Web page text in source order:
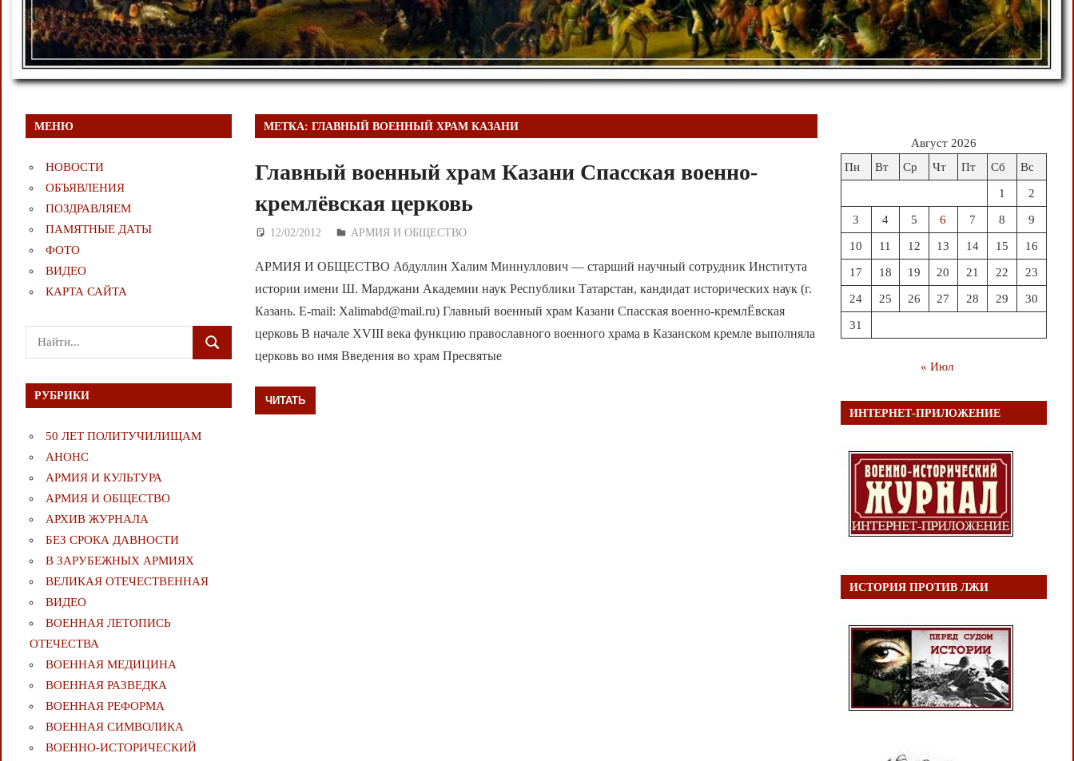
МЕТКА:ГЛАВНЫЙ ВОЕННЫЙ ХРАМ КАЗАНИ
Главный военный храм Казани Спасская военно-
кремлёвская церковь
12/02/2012 Дежурный по Редакции
АРМИЯ И ОБЩЕСТВО
АРМИЯ И ОБЩЕСТВО Абдуллин Халим Миннуллович — старший научный сотрудник Института
истории имени Ш. Марджани Академии наук Республики Татарстан, кандидат исторических наук (г.
Казань. E-mail: Xalimabd@mail.ru) Главный военный храм Казани Спасская военно-кремлЁвская
церковь В начале XVIII века функцию православного военного храма в Казанском кремле выполняла
церковь во имя Введения во храм Пресвятые
ЧИТАТЬ
МЕНЮ
НОВОСТИ
ОБЪЯВЛЕНИЯ
ПОЗДРАВЛЯЕМ
ПАМЯТНЫЕ ДАТЫ
ФОТО
ВИДЕО
КАРТА САЙТА
Поиск
для:
ПОИСК
РУБРИКИ
50 ЛЕТ ПОЛИТУЧИЛИЩАМ
АНОНС
АРМИЯ И КУЛЬТУРА
АРМИЯ И ОБЩЕСТВО
АРХИВ ЖУРНАЛА
БЕЗ СРОКА ДАВНОСТИ
В ЗАРУБЕЖНЫХ АРМИЯХ
ВЕЛИКАЯ ОТЕЧЕСТВЕННАЯ
ВИДЕО
ВОЕННАЯ ЛЕТОПИСЬ
ОТЕЧЕСТВА
ВОЕННАЯ МЕДИЦИНА
ВОЕННАЯ РАЗВЕДКА
ВОЕННАЯ РЕФОРМА
ВОЕННАЯ СИМВОЛИКА
ВОЕННО-ИСТОРИЧЕСКИЙ
Август 2026
Пн
Вт Ср Чт Пт Сб Вс
1 2
3 4 5 6 7 8 9
10 11 12 13 14 15 16
17 18 19 20 21 22 23
24 25 26 27 28 29 30
31
« Июл
ИНТЕРНЕТ-ПРИЛОЖЕНИЕ
ИСТОРИЯ ПРОТИВ ЛЖИ